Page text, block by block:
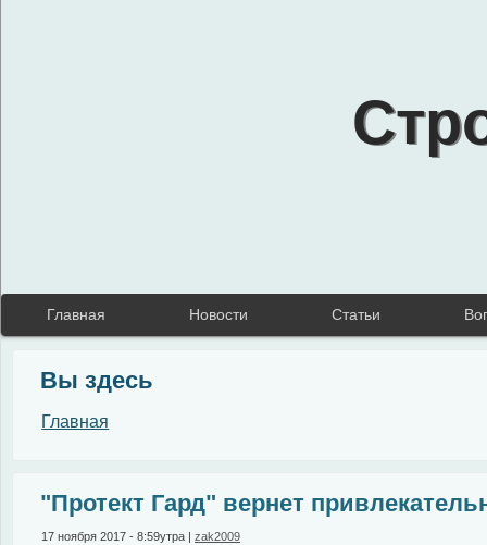
Главная Новости Статьи
Вы здесь
Главная
"Протект Гард" вернет
17 ноября 2017 - 8:59утра | zak2009